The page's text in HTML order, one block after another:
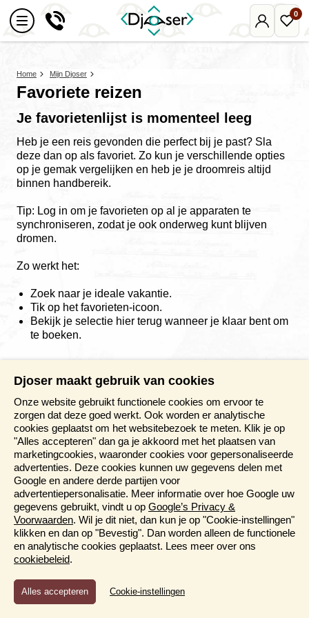
Mijn
Djoser
0
Home Mijn Djoser
Favoriete reizen
Je favorietenlijst is momenteel leeg
Heb je een reis gevonden die perfect bij je past? Sla
deze dan op als favoriet. Zo kun je verschillende opties
op je gemak vergelijken en heb je je droomreis altijd
binnen handbereik.
Tip: Log in om je favorieten op al je apparaten te
synchroniseren, zodat je ook onderweg kunt blijven
dromen.
Zo werkt het:
Zoek naar je ideale vakantie.
Tik op het favorieten-icoon.
Bekijk je selectie hier terug wanneer je klaar bent om
te boeken.
Djoser maakt gebruik van cookies
Onze website gebruikt functionele cookies om ervoor te
zorgen dat deze goed werkt. Ook worden er analytische
cookies geplaatst om het websitebezoek te meten. Klik je op
"Alles accepteren" dan ga je akkoord met het plaatsen van
marketingcookies, waaronder cookies voor gepersonaliseerde
advertenties. Deze cookies kunnen uw gegevens delen met
Google en andere derde partijen voor
advertentiepersonalisatie. Meer informatie over hoe Google uw
gegevens gebruikt, vindt u op Google’s Privacy &
Voorwaarden. Wil je dit niet, dan kun je op "Cookie-instellingen"
klikken en dan op "Bevestig". Dan worden alleen de functionele
en analytische cookies geplaatst. Lees meer over ons
cookiebeleid.
Functioneel en Analytisch
Cookies die er voor zorgen dat de website naar behoren
Cookie-instellingen